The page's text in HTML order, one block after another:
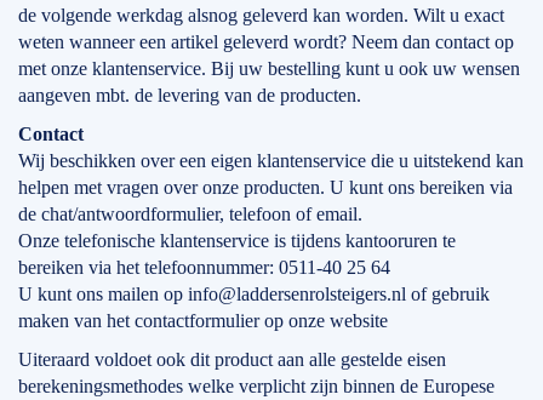
de volgende werkdag alsnog geleverd kan worden. Wilt u exact
weten wanneer een artikel geleverd wordt? Neem dan contact op
met onze klantenservice. Bij uw bestelling kunt u ook uw wensen
aangeven mbt. de levering van de producten.
Contact
Wij beschikken over een eigen klantenservice die u uitstekend kan
helpen met vragen over onze producten. U kunt ons bereiken via
de chat/antwoordformulier, telefoon of email.
Onze telefonische klantenservice is tijdens kantooruren te
bereiken via het telefoonnummer: 0511-40 25 64
U kunt ons mailen op info@laddersenrolsteigers.nl of gebruik
maken van het contactformulier op onze website
Uiteraard voldoet ook dit product aan alle gestelde eisen
berekeningsmethodes welke verplicht zijn binnen de Europese